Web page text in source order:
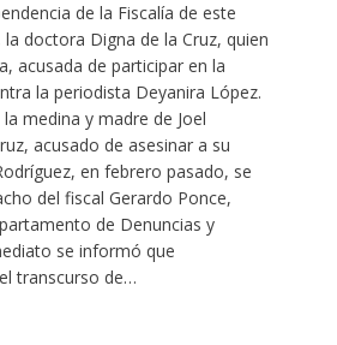
de la Fiscalía de este
doctora Digna de la Cruz, quien
acusada de participar en la
la periodista Deyanira López.
medina y madre de Joel
acusado de asesinar a su
en febrero pasado, se
del fiscal Gerardo Ponce,
de Denuncias y
se informó que
transcurso de…